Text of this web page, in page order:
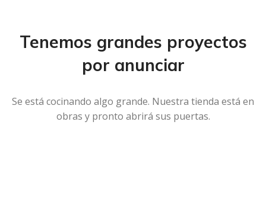
Tenemos grandes proyectos
por anunciar
Se está cocinando algo grande. Nuestra tienda está en
obras y pronto abrirá sus puertas.